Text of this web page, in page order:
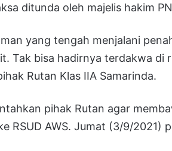
ditunda oleh majelis hakim
yang tengah menjalani
Tak bisa hadirnya terdakwa di
Rutan Klas IIA Samarinda.
pihak Rutan agar
RSUD AWS. Jumat (3/9/2021)